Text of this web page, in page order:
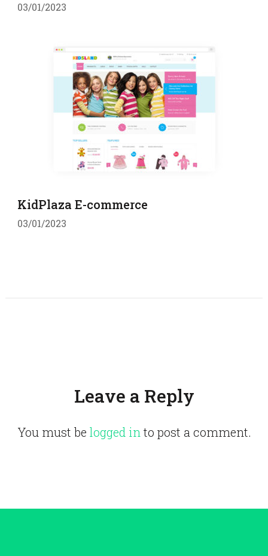
03/01/2023
KidPlaza E-commerce
03/01/2023
Leave a Reply
You must be logged into post a comment.